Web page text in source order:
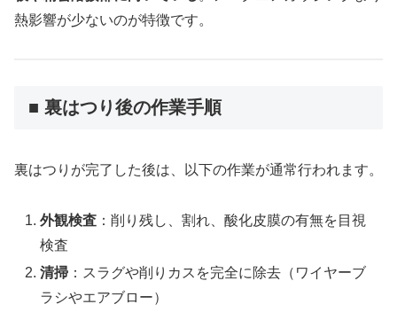
熱影響が少ないのが特徴です。
■ 裏はつり後の作業手順
裏はつりが完了した後は、以下の作業が通常行われます。
外観検査 ：削り残し、割れ、酸化皮膜の有無を目視
検査
清掃 ：スラグや削りカスを完全に除去（ワイヤーブ
ラシやエアブロー）